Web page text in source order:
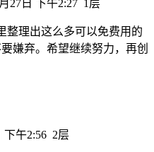
27日 下午2:27 1层
整理出这么多可以免费用的
嫌弃。希望继续努力，再创
下午2:56 2层